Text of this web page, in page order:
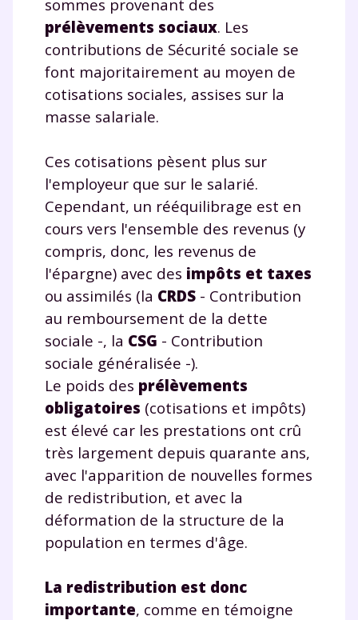
sommes provenant des
prélèvements sociaux. Les
contributions de Sécurité sociale se
font majoritairement au moyen de
cotisations sociales, assises sur la
masse salariale.
Ces cotisations pèsent plus sur
l'employeur que sur le salarié.
Cependant, un rééquilibrage est en
cours vers l'ensemble des revenus (y
compris, donc, les revenus de
l'épargne) avec des impôts et taxes
ou assimilés (la CRDS - Contribution
au remboursement de la dette
sociale -, la CSG - Contribution
sociale généralisée -).
Le poids des prélèvements
obligatoires (cotisations et impôts)
est élevé car les prestations ont crû
très largement depuis quarante ans,
avec l'apparition de nouvelles formes
de redistribution, et avec la
déformation de la structure de la
population en termes d'âge.
La redistribution est donc
importante, comme en témoigne